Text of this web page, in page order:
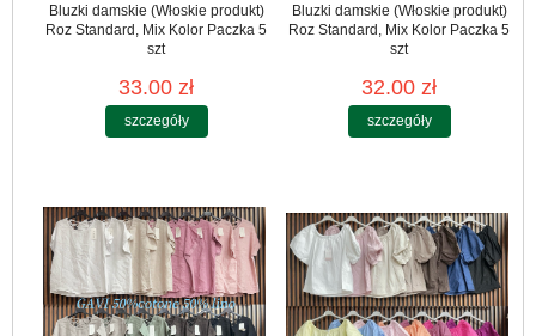
Bluzki damskie (Włoskie produkt)
Roz Standard, Mix Kolor Paczka 5
szt
33.00 zł
szczegóły
Bluzki damskie (Włoskie produkt)
Roz Standard, Mix Kolor Paczka 5
szt
32.00 zł
szczegóły